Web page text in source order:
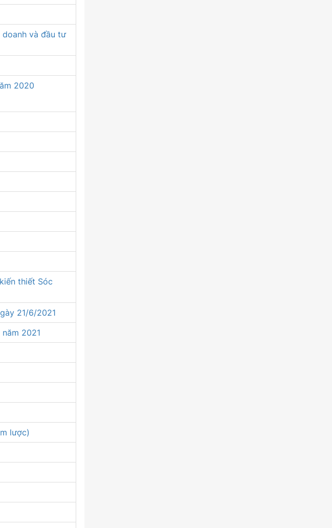
và đầu tư
2020
thiết Sóc
21/6/2021
2021
lược)